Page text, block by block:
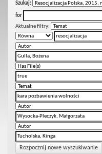
Szukaj:
for
Aktualne filtry:
Rozpocznij nowe wyszukiwanie